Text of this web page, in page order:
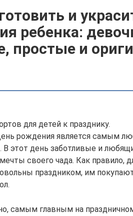
и
ребенка:
простые и
для детей к празднику.
рождения является самым
В этот день заботливые и
своего чада. Как правило,
праздником, им
самым главным на